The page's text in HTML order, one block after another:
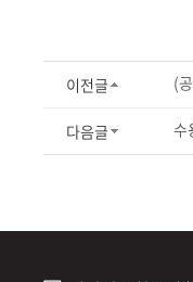
이전글 (
다음글 수